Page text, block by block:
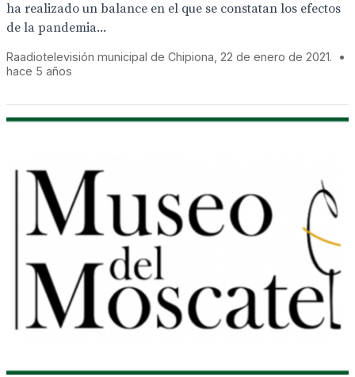
ha realizado un balance en el que se constatan los efectos
de la pandemia...
Raadiotelevisión municipal de Chipiona, 22 de enero de 2021.
•
hace 5 años